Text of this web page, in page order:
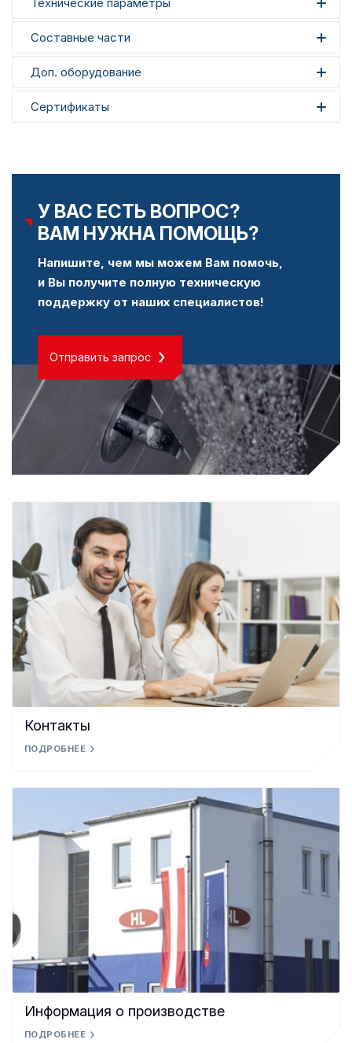
Составные части
Доп. оборудование
Сертификаты
У ВАС ЕСТЬ ВОПРОС?
ВАМ НУЖНА ПОМОЩЬ?
Напишите, чем мы можем Вам помочь,
и Вы получите полную техническую
поддержку от наших специалистов!
Отправить запрос
Контакты
ПОДРОБНЕЕ
Информация о производстве
ПОДРОБНЕЕ